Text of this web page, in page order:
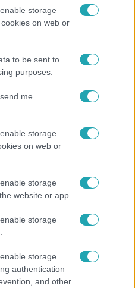
storage
on web or
to be sent to
purposes.
me
storage
on web or
storage
website or app.
storage
storage
authentication
and other
is –
a
renndőrök és
hagyott kutyát